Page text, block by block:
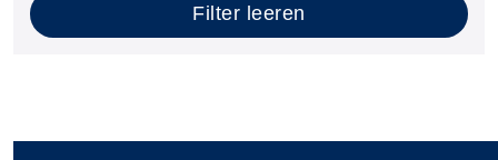
Filter leeren